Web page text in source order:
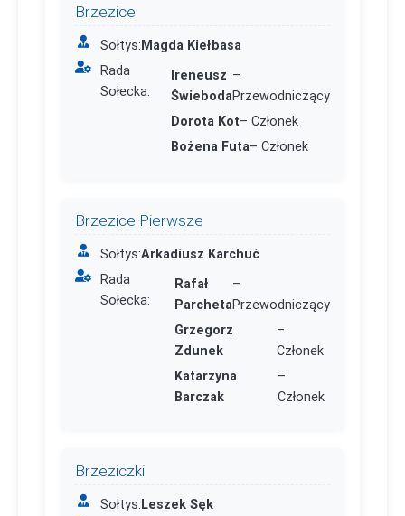
Brzezice
Sołtys:Magda Kiełbasa
Rada
Sołecka:
Ireneusz
Świeboda
–
Przewodniczący
Dorota Kot– Członek
Bożena Futa– Członek
Brzezice Pierwsze
Sołtys:Arkadiusz Karchuć
Rada
Sołecka:
Rafał
Parcheta
–
Przewodniczący
Grzegorz
Zdunek
–
Członek
Katarzyna
Barczak
–
Członek
Brzeziczki
Sołtys:Leszek Sęk